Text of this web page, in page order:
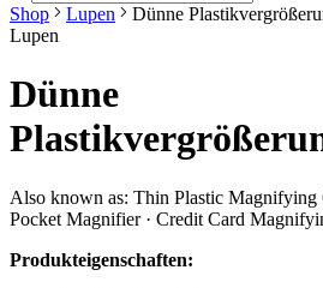
Shop Lupen
Dünne
Lupen
Dünne
Also known as: Thin Plastic Magnifying
Pocket Magnifier · Credit Card
Produkteigenschaften: